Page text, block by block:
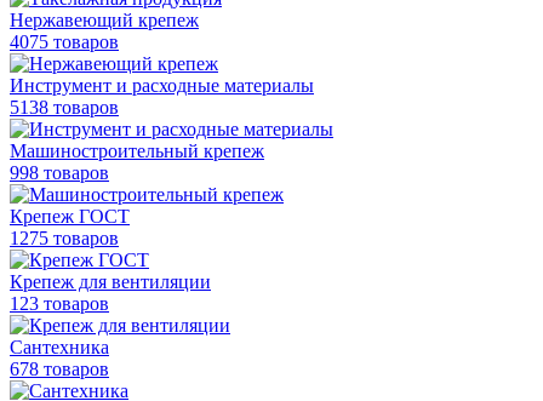
Нержавеющий крепеж
4075 товаров
Инструмент и расходные материалы
5138 товаров
Машиностроительный крепеж
998 товаров
Крепеж ГОСТ
1275 товаров
Крепеж для вентиляции
123 товаров
Сантехника
678 товаров